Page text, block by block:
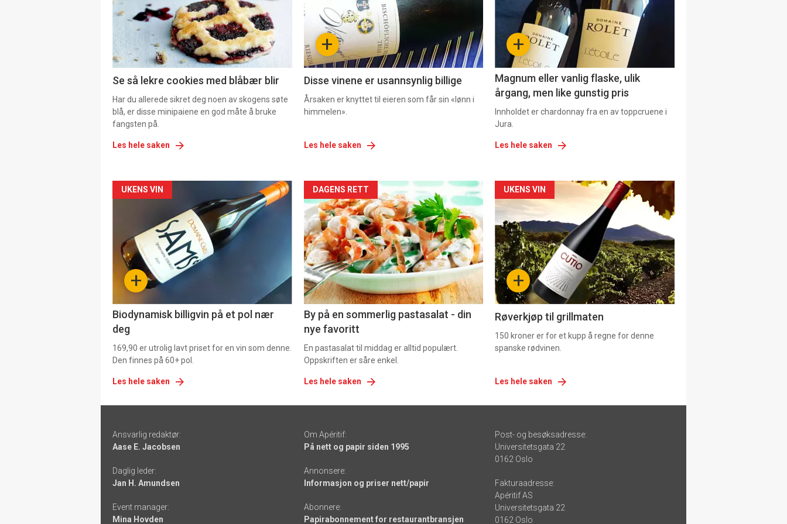
Se så lekre cookies med blåbær blir
Har du allerede sikret deg noen av skogens søte
blå, er disse minipaiene en god måte å bruke
fangsten på.
Les hele saken
nå
2 +
Disse vinene er usannsynlig billige
Årsaken er knyttet til eieren som får sin «lønn i
himmelen».
Les hele saken
nå
+
Magnum eller vanlig flaske, ulik
årgang, men like gunstig pris
Innholdet er chardonnay fra en av toppcruene i
Jura.
Les hele saken
Forsiden
akkurat
nå
-
+
UKENS VIN
Biodynamisk billigvin på et pol nær
deg
169,90 er utrolig lavt priset for en vin som denne.
Den finnes på 60+ pol.
Les hele saken
Forsiden
akkurat
nå
-
5
DAGENS RETT
By på en sommerlig pastasalat - din
nye favoritt
En pastasalat til middag er alltid populært.
Oppskriften er såre enkel.
Les hele saken
Forsiden
akkurat
nå
-
6 +
UKENS VIN
Røverkjøp til grillmaten
150 kroner er for et kupp å regne for denne
spanske rødvinen.
Les hele saken
-
links
Ansvarlig redaktør:
Aase E. Jacobsen
Daglig leder:
Jan H. Amundsen
Event manager:
Mina Hovden
Om Apéritif:
På nett og papir siden 1995
Annonsere:
Informasjon og priser nett/papir
Abonnere:
Papirabonnement for restaurantbransjen
Post- og besøksadresse:
Universitetsgata 22
0162 Oslo
Fakturaadresse:
Apéritif AS
Universitetsgata 22
0162 Oslo